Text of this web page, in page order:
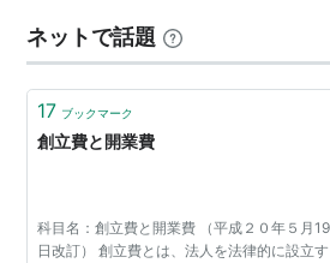
す。 ＃入力データ：次の取引につ
い。⑴設立に当たって、定款作成費
ネットで話題
17 ブックマーク
創立費と開業費
科目名：創立費と開業費 （平成２０年５月19
日改訂） 創立費とは、法人を法律的に設立す